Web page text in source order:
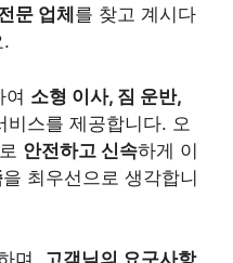
문 업체 를 찾고 계시다
.
여 소형 이사, 짐 운반,
비스를 제공합니다. 오
안전하고 신속하게 이
을 최우선으로 생각합니